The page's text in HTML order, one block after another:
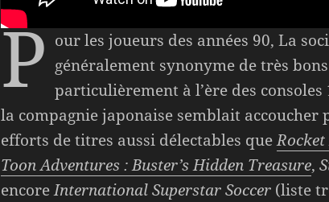
P our les joueurs des années 90, La
généralement synonyme de très
particulièrement à l’ère des
la compagnie japonaise semblait accoucher
efforts de titres aussi délectables que
Toon Adventures : Buster’s Hidden Treasure,
encoreInternational Superstar Soccer (liste